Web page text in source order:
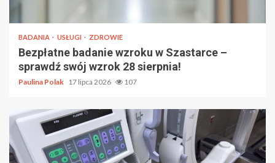
BADANIA USŁUGI ZDROWIE
Bezpłatne badanie wzroku w Szastarce –
sprawdź swój wzrok 28 sierpnia!
Paulina Polak 17 lipca 2026 107